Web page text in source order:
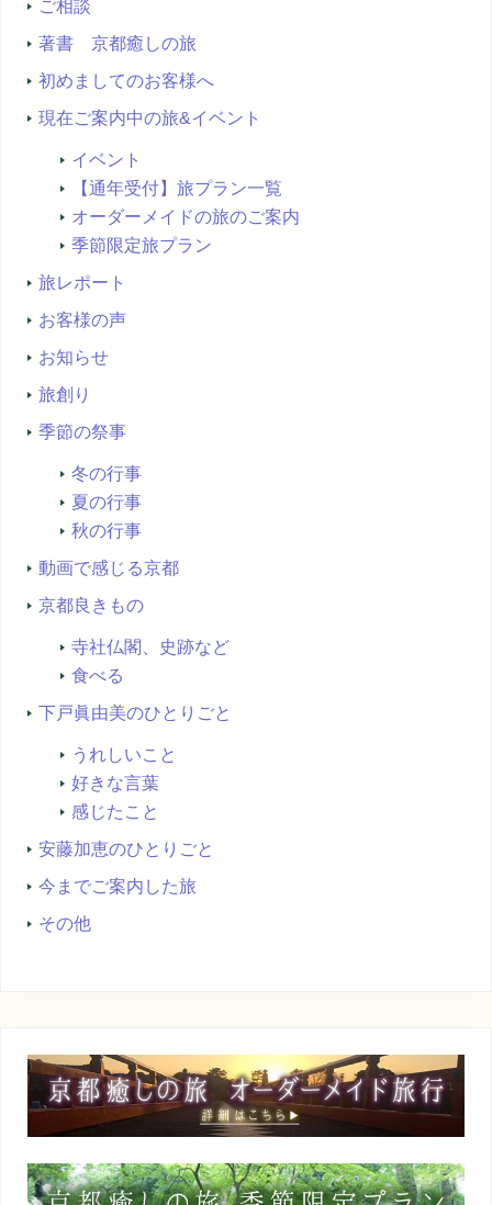
ご相談
著書 京都癒しの旅
初めましてのお客様へ
現在ご案内中の旅&イベント
イベント
【通年受付】旅プラン一覧
オーダーメイドの旅のご案内
季節限定旅プラン
旅レポート
お客様の声
お知らせ
旅創り
季節の祭事
冬の行事
夏の行事
秋の行事
動画で感じる京都
京都良きもの
寺社仏閣、史跡など
食べる
下戸眞由美のひとりごと
うれしいこと
好きな言葉
感じたこと
安藤加恵のひとりごと
今までご案内した旅
その他